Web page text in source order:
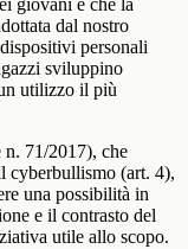
giovani e che la
dal nostro
personali
sviluppino
utilizzo il più
n. 71/2017), che
cyberbullismo (art. 4),
una possibilità in
e il contrasto del
utile allo scopo.